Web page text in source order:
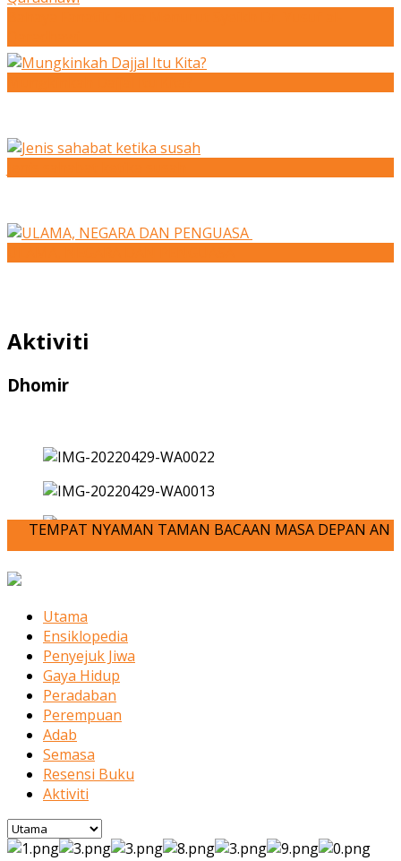
Aktiviti
Dhomir
NYAMAN TAMAN BACAAN MASA DEPAN
Utama
Ensiklopedia
Penyejuk Jiwa
Gaya Hidup
Peradaban
Perempuan
Adab
Semasa
Resensi Buku
Aktiviti